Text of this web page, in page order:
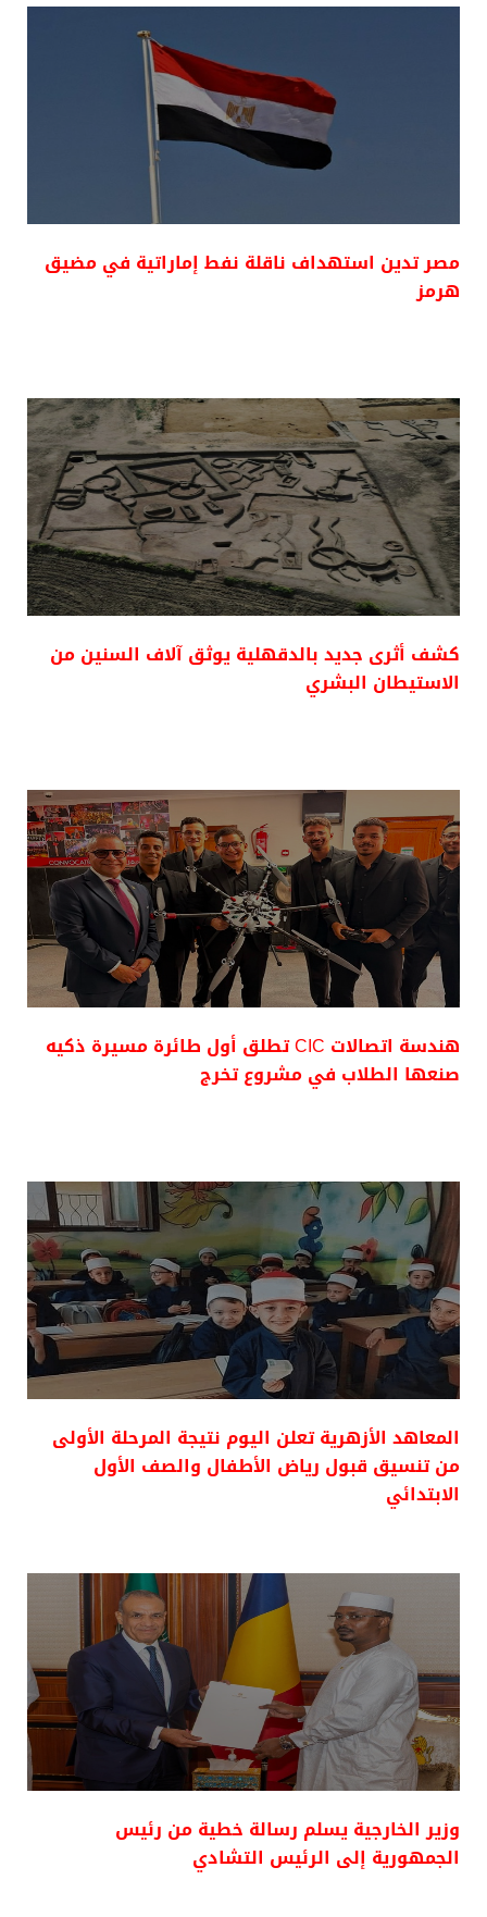
مصر تدين استهداف ناقلة نفط إماراتية في مضيق
هرمز
كشف أثرى جديد بالدقهلية يوثق آلاف السنين من
الاستيطان البشري
هندسة اتصالات CIC تطلق أول طائرة مسيرة ذكيه
صنعها الطلاب في مشروع تخرج
المعاهد الأزهرية تعلن اليوم نتيجة المرحلة الأولى
من تنسيق قبول رياض الأطفال والصف الأول
الابتدائي
وزير الخارجية يسلم رسالة خطية من رئيس
الجمهورية إلى الرئيس التشادي